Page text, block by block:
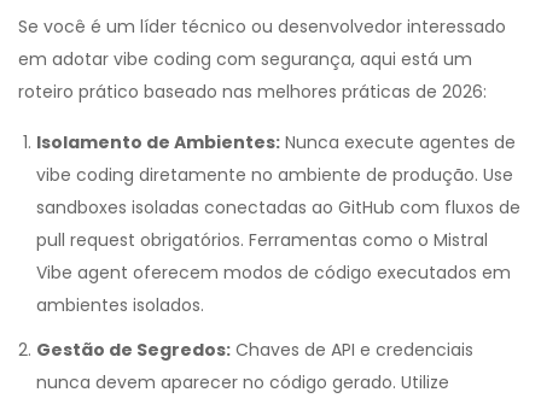
Se você é um líder técnico ou desenvolvedor interessado
em adotar vibe coding com segurança, aqui está um
roteiro prático baseado nas melhores práticas de 2026:
Isolamento de Ambientes: Nunca execute agentes de
vibe coding diretamente no ambiente de produção. Use
sandboxes isoladas conectadas ao GitHub com fluxos de
pull request obrigatórios. Ferramentas como o Mistral
Vibe agent oferecem modos de código executados em
ambientes isolados.
Gestão de Segredos: Chaves de API e credenciais
nunca devem aparecer no código gerado. Utilize